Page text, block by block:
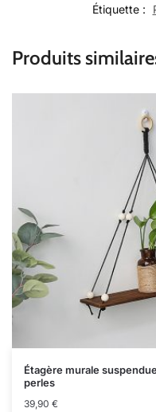
Étiquette :
Produits
Étagère murale
perles
39,90 €